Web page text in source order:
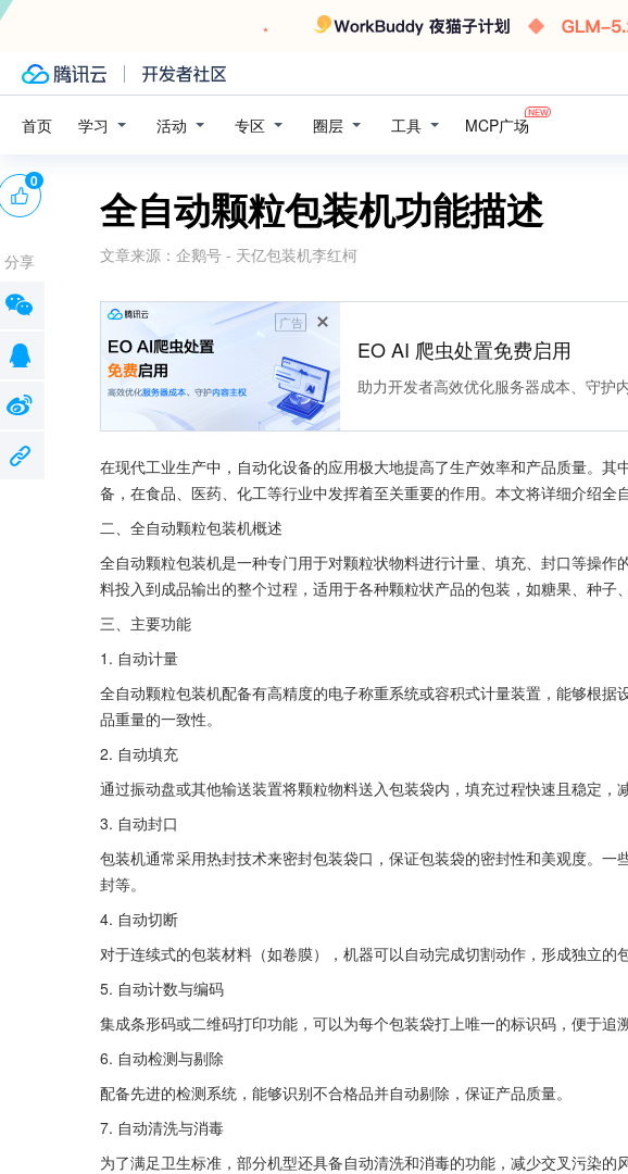
首页 学习 活动 专区 圈层 工具 MCP广场
全自动颗粒包装机功能描述
文章来源： 企鹅号 - 天亿包装机李红柯
广告
EO AI 爬虫处置免费启用
助力开发者高效优化服务器成本、守护
在现代工业生产中，自动化设备的应用极大地提高了生产效率和产品质量。其
备，在食品、医药、化工等行业中发挥着至关重要的作用。本文将详细介绍全
二、全自动颗粒包装机概述
全自动颗粒包装机是一种专门用于对颗粒状物料进行计量、填充、封口等操
料投入到成品输出的整个过程，适用于各种颗粒状产品的包装，如糖果、种子
三、主要功能
1. 自动计量
全自动颗粒包装机配备有高精度的电子称重系统或容积式计量装置，能够根
品重量的一致性。
2. 自动填充
通过振动盘或其他输送装置将颗粒物料送入包装袋内，填充过程快速且稳定，
3. 自动封口
包装机通常采用热封技术来密封包装袋口，保证包装袋的密封性和美观度。一
封等。
4. 自动切断
对于连续式的包装材料（如卷膜），机器可以自动完成切割动作，形成独立的
5. 自动计数与编码
集成条形码或二维码打印功能，可以为每个包装袋打上唯一的标识码，便于追溯
6. 自动检测与剔除
配备先进的检测系统，能够识别不合格品并自动剔除，保证产品质量。
7. 自动清洗与消毒
为了满足卫生标准，部分机型还具备自动清洗和消毒的功能，减少交叉污染的风
0
分享